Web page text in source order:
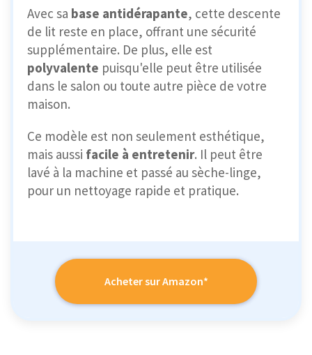
Avec sa base antidérapante, cette descente
de lit reste en place, offrant une sécurité
supplémentaire. De plus, elle est
polyvalente puisqu'elle peut être utilisée
dans le salon ou toute autre pièce de votre
maison.
Ce modèle est non seulement esthétique,
mais aussi facile à entretenir. Il peut être
lavé à la machine et passé au sèche-linge,
pour un nettoyage rapide et pratique.
Acheter sur Amazon*